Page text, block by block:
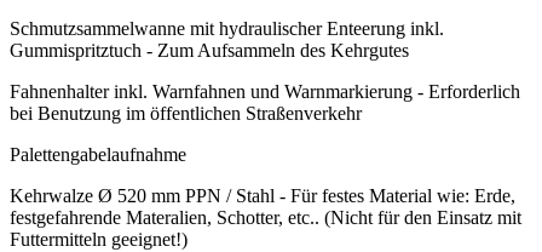
Schmutzsammelwanne mit hydraulischer Enteerung inkl.
Gummispritztuch - Zum Aufsammeln des Kehrgutes
Fahnenhalter inkl. Warnfahnen und Warnmarkierung - Erforderlich
bei Benutzung im öffentlichen Straßenverkehr
Palettengabelaufnahme
Kehrwalze Ø 520 mm PPN / Stahl - Für festes Material wie: Erde,
festgefahrende Materalien, Schotter, etc.. (Nicht für den Einsatz mit
Futtermitteln geeignet!)